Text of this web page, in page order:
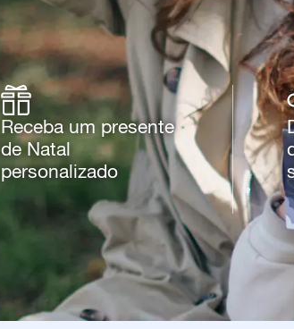
Receba um presente
de Natal
personalizado